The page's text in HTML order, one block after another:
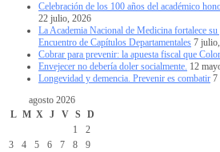
Celebración de los 100 años del académico
22 julio, 2026
La Academia Nacional de Medicina fortalece
Encuentro de Capítulos Departamentales 7
Cobrar para prevenir: la apuesta fiscal que
Envejecer no debería doler socialmente. 12
Longevidad y demencia. Prevenir es combatir 7
agosto 2026
L M X J V S
D
1
2
3
4 5 6 7 8
9